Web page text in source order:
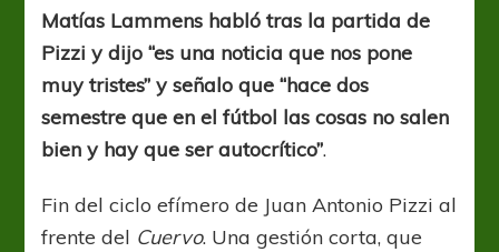
que
sí
se
trabajó,
se
Matías Lammens habló tras la partida de
Pizzi y dijo “es una noticia que nos pone
muy tristes” y señalo que “hace dos
semestre que en el fútbol las cosas no salen
bien y hay que ser autocrítico”.
Fin del ciclo efímero de Juan Antonio Pizzi al
frente del Cuervo. Una gestión corta, que